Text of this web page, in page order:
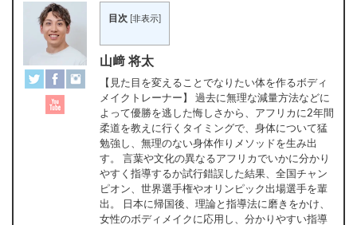
目次 非表示
山﨑 将太
【見た目を変えることでなりたい体を作るボディ
メイクトレーナー】 過去に無理な減量方法などに
よって優勝を逃した悔しさから、アフリカに2年間
柔道を教えに行くタイミングで、身体について猛
勉強し、無理のない身体作りメソッドを生み出
す。 言葉や文化の異なるアフリカでいかに分かり
やすく指導するか試行錯誤した結果、全国チャン
ピオン、世界選手権やオリンピック出場選手を輩
出。 日本に帰国後、理論と指導法に磨きをかけ、
女性のボディメイクに応用し、分かりやすい指導